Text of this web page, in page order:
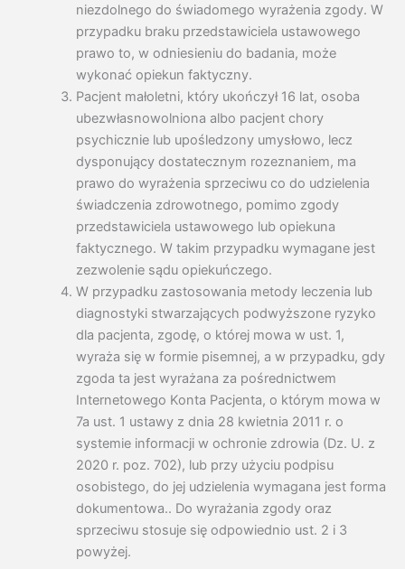
niezdolnego do świadomego wyrażenia zgody. W
przypadku braku przedstawiciela ustawowego
prawo to, w odniesieniu do badania, może
wykonać opiekun faktyczny.
Pacjent małoletni, który ukończył 16 lat, osoba
ubezwłasnowolniona albo pacjent chory
psychicznie lub upośledzony umysłowo, lecz
dysponujący dostatecznym rozeznaniem, ma
prawo do wyrażenia sprzeciwu co do udzielenia
świadczenia zdrowotnego, pomimo zgody
przedstawiciela ustawowego lub opiekuna
faktycznego. W takim przypadku wymagane jest
zezwolenie sądu opiekuńczego.
W przypadku zastosowania metody leczenia lub
diagnostyki stwarzających podwyższone ryzyko
dla pacjenta, zgodę, o której mowa w ust. 1,
wyraża się w formie pisemnej, a w przypadku, gdy
zgoda ta jest wyrażana za pośrednictwem
Internetowego Konta Pacjenta, o którym mowa w
7a ust. 1 ustawy z dnia 28 kwietnia 2011 r. o
systemie informacji w ochronie zdrowia (Dz. U. z
2020 r. poz. 702), lub przy użyciu podpisu
osobistego, do jej udzielenia wymagana jest forma
dokumentowa.. Do wyrażania zgody oraz
sprzeciwu stosuje się odpowiednio ust. 2 i 3
powyżej.